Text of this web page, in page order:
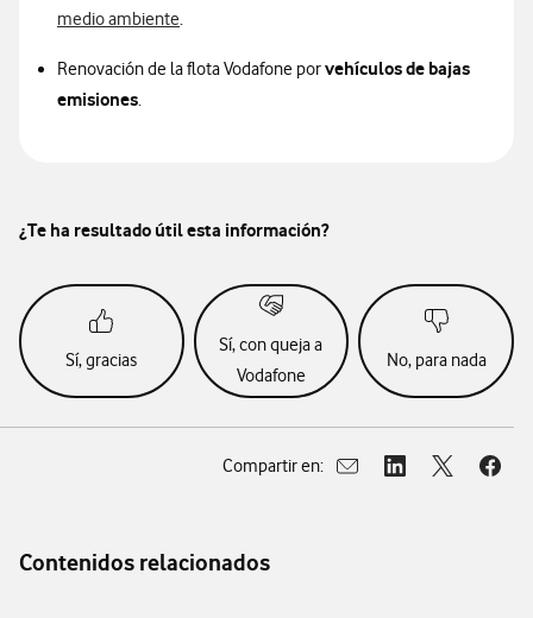
medio ambiente.
Renovación de la flota Vodafone porvehículos de bajas
emisiones.
¿Te ha resultado útil esta información?
Sí, gracias
Sí, con queja a
Vodafone
No, para nada
Compartir en:
Abrir ventana para
Abrir ventana
Abrir Abrir
Contenidos relacionados